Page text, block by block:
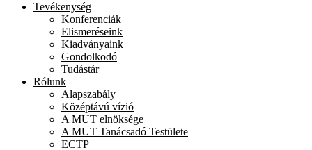
Tevékenység
Konferenciák
Elismeréseink
Kiadványaink
Gondolkodó
Tudástár
Rólunk
Alapszabály
Középtávú vízió
A MUT elnöksége
A MUT Tanácsadó Testülete
ECTP